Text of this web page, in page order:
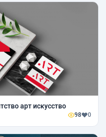
арт искусство
98 0